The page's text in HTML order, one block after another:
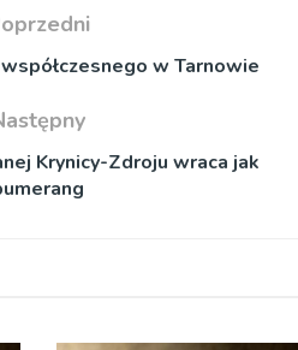
w Tarnowie
Krynicy-Zdroju wraca jak